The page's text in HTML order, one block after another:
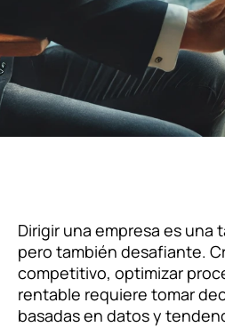
Dirigir una empresa es una
pero también desafiante.
competitivo, optimizar
rentable requiere tomar
basadas en datos y